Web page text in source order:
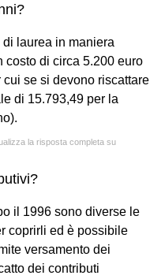
laurea in maniera
costo di circa 5.200 euro
se si devono riscattare
di 15.793,49 per la
la risposta completa su
il 1996 sono diverse le
coprirli ed è possibile
versamento dei
dei contributi